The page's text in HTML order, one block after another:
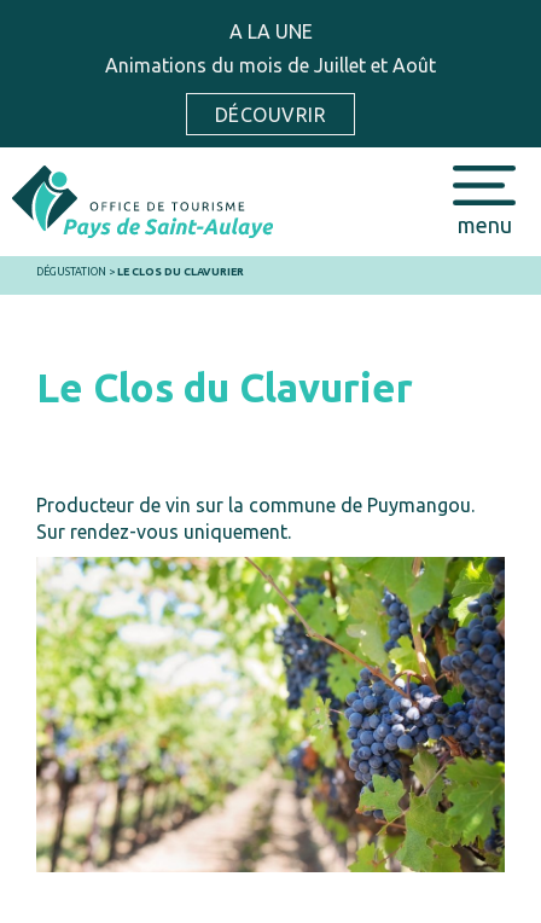
A LA UNE
Animations du mois de Juillet et Août
DÉCOUVRIR
menu
DÉGUSTATION > LE CLOS DU CLAVURIER
Le Clos du Clavurier
Producteur de vin sur la commune de Puymangou.
Sur rendez-vous uniquement.